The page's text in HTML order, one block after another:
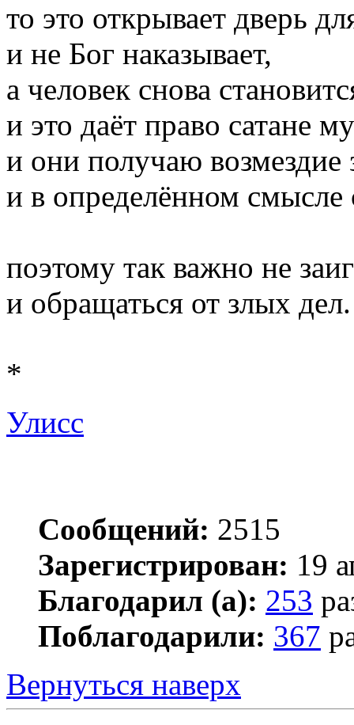
то это открывает дверь
и не Бог наказывает,
а человек снова
и это даёт право сатане
и они получаю возмездие
и в определённом смысле
поэтому так важно не
и обращаться от злых дел.
*
Улисс
Сообщений: 2515
Зарегистрирован: 19
Благодарил (а): 253
Поблагодарили: 367
Вернуться наверх